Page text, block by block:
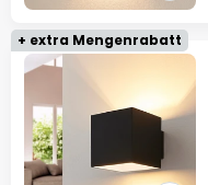
+ extra Mengenrabatt